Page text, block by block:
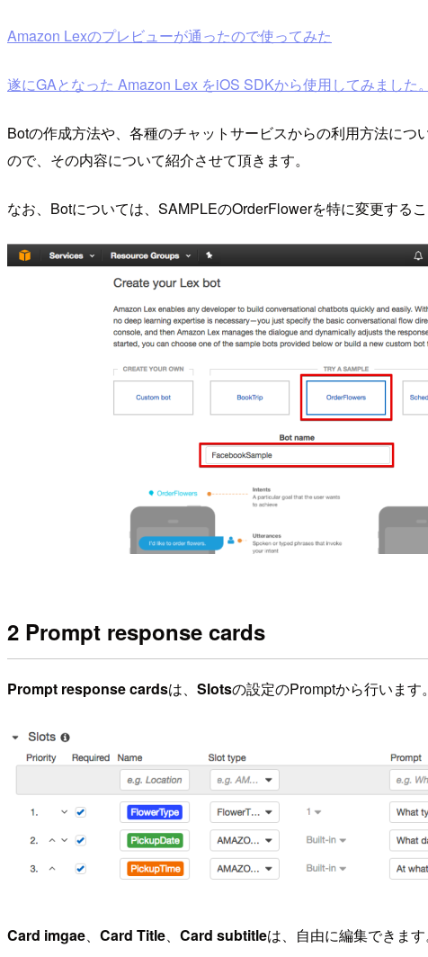
Amazon Lexのプレビューが通ったので使ってみた
遂にGAとなった Amazon Lex をiOS SDKから使用してみました。
Botの作成方法や、各種のチャットサービスからの利用方法に
ので、その内容について紹介させて頂きます。
なお、Botについては、SAMPLEのOrderFlowerを特に変更する
2 Prompt response cards
Prompt response cardsは、 Slotsの設定のPromptから行います
Card imgae、 Card Title、 Card subtitleは、自由に編集できます